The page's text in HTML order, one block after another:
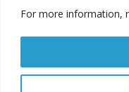
For more information,